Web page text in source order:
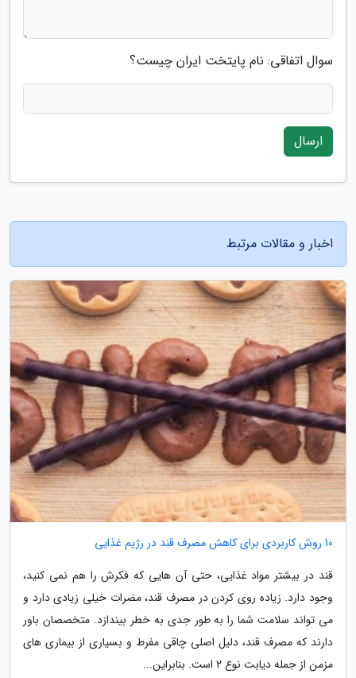
سوال اتفاقی: نام پایتخت ایران چیست؟
ارسال
اخبار و مقالات مرتبط
10 روش کاربردی برای کاهش مصرف قند در رژیم غذایی
قند در بیشتر مواد غذایی، حتی آن هایی که فکرش را هم نمی کنید،
وجود دارد. زیاده روی کردن در مصرف قند، مضرات خیلی زیادی دارد و
می تواند سلامت شما را به طور جدی به خطر بیندازد. متخصصان باور
دارند که مصرف قند، دلیل اصلی چاقی مفرط و بسیاری از بیماری های
مزمن از جمله دیابت نوع 2 است. بنابراین...